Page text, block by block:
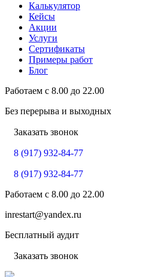
Калькулятор
Кейсы
Акции
Услуги
Сертификаты
Примеры работ
Блог
Работаем с 8.00 до 22.00
Без перерыва и выходных
Заказать звонок
8 (917) 932-84-77
8 (917) 932-84-77
Работаем с 8.00 до 22.00
inrestart@yandex.ru
Бесплатный аудит
Заказать звонок